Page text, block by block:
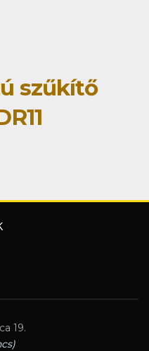
szűkítő
19.